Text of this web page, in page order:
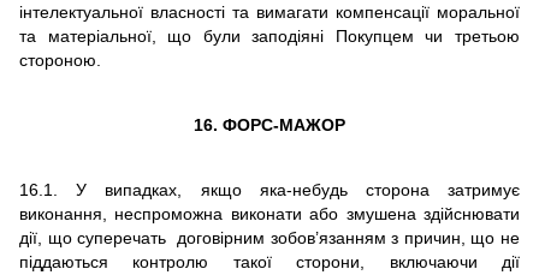
інтелектуальної власності та вимагати компенсації моральної
та матеріальної, що були заподіяні Покупцем чи третьою
стороною.
16. ФОРС-МАЖОР
16.1.У випадках, якщо яка-небудь сторона затримує
виконання, неспроможна виконати або змушена здійснювати
дії, що суперечать договірним зобов’язанням з причин, що не
піддаються контролю такої сторони, включаючи дії